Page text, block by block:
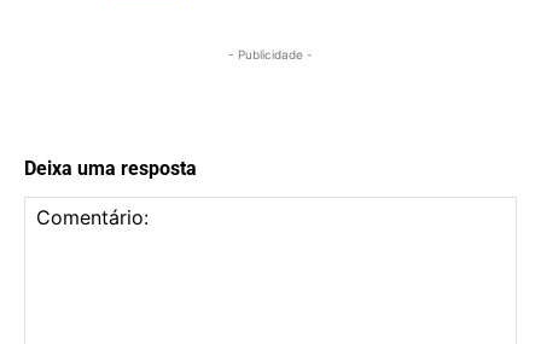
- Publicidade -
Deixa uma resposta